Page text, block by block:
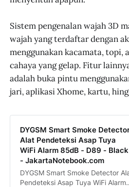
Sistem pengenalan wajah 3D
wajah yang terdaftar dengan
menggunakan kacamata, topi,
cahaya yang gelap. Fitur
adalah buka pintu
jari, aplikasi Xhome, kartu,
DYGSM Smart Smoke
Alat Pendeteksi Asap Tuya
WiFi Alarm 85dB - D89 - Black
- JakartaNotebook.com
DYGSM Smart Smoke Detector
Pendeteksi Asap Tuya WiFi Alarm